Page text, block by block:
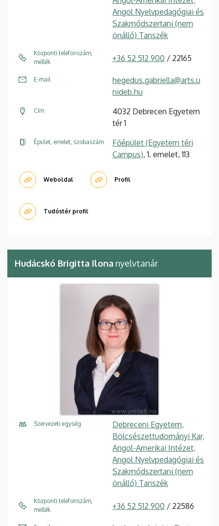
Angol Nyelvpedagógiai és
Szakmódszertani (nem
önálló) Tanszék
Központi telefonszám,
mellék
+36 52 512 900 / 22165
E-mail
hegedus.gabriella@arts.u
nideb.hu
Cím
4032 Debrecen Egyetem
tér 1
Épület, emelet, szobaszám
Főépület (Egyetem téri
Campus), 1. emelet, 113
Weboldal Profil
Tudóstér profil
Hudácskó Brigitta Ilona nyelvtanár
Szervezeti egység
Debreceni Egyetem,
Bölcsészettudományi Kar,
Angol-Amerikai Intézet,
Angol Nyelvpedagógiai és
Szakmódszertani (nem
önálló) Tanszék
Központi telefonszám,
mellék
+36 52 512 900 / 22586